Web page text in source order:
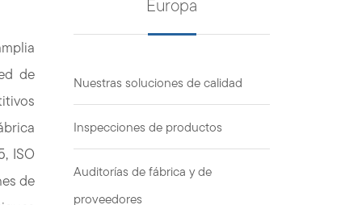
de
ISO
de
Europa
Nuestras soluciones de calidad
Inspecciones de productos
Auditorías de fábrica y de
proveedores